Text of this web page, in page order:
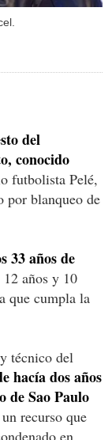
del
conocido
futbolista Pelé,
por blanqueo de
33 años de
años y 10
que cumpla la
técnico del
hacía dos años
de Sao Paulo
recurso que